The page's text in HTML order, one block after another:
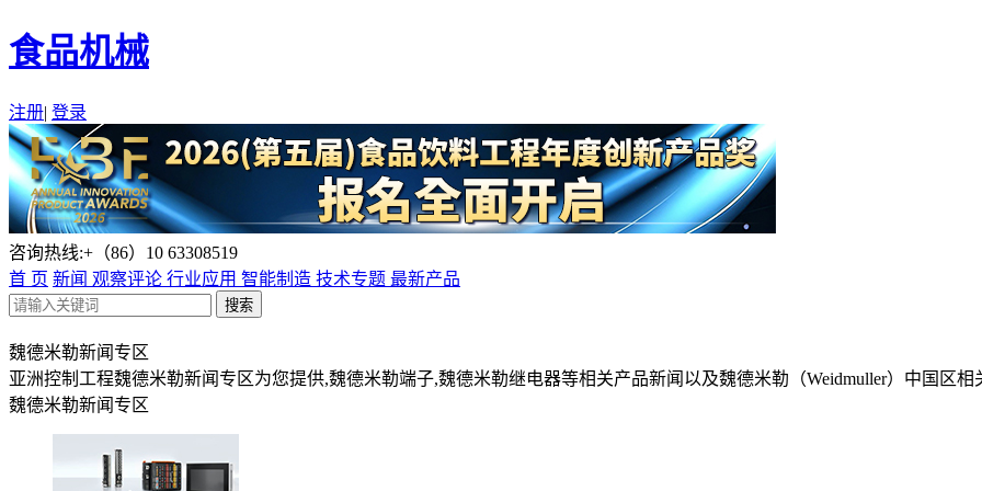
食品机械
注册| 登录
咨询热线:+（86）10 63308519
首 页 新闻 观察评论 行业应用 智能制造 技术专题 最新产品
魏德米勒新闻专区
亚洲控制工程魏德米勒新闻专区为您提供,魏德米勒端子,魏德米勒继电器等相关产品新闻以及魏德米勒（Weidmuller）中国区相
魏德米勒新闻专区